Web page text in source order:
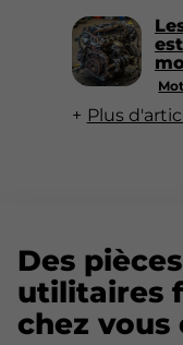
Plus
Des
utilitaires
chez vous